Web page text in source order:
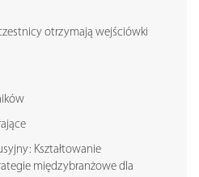
otrzymają wejściówki
Kształtowanie
międzybranżowe dla